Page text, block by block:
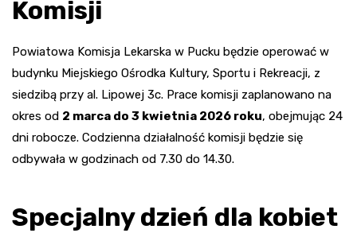
Komisji
Powiatowa Komisja Lekarska w Pucku będzie operować w
budynku Miejskiego Ośrodka Kultury, Sportu i Rekreacji, z
siedzibą przy al. Lipowej 3c. Prace komisji zaplanowano na
okres od 2 marca do 3 kwietnia 2026 roku, obejmując 24
dni robocze. Codzienna działalność komisji będzie się
odbywała w godzinach od 7.30 do 14.30.
Specjalny dzień dla kobiet